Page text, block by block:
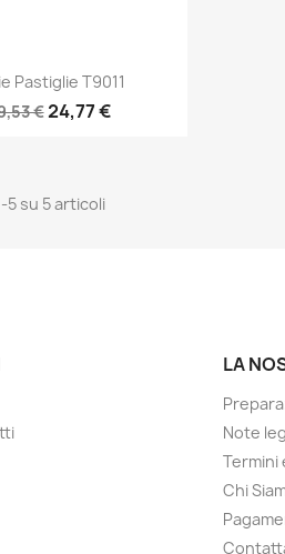
Anteprima
Pastiglie T9011
€24,77 €
5 su 5 articoli
LA
Note
Termini
Chi